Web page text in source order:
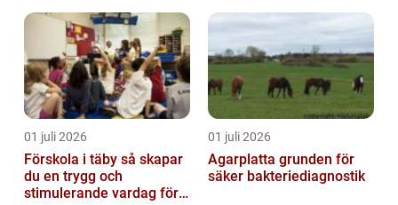
01 juli 2026
Förskola i täby så skapar
du en trygg och
stimulerande vardag för
01 juli 2026
Agarplatta grunden för
säker bakteriediagnostik